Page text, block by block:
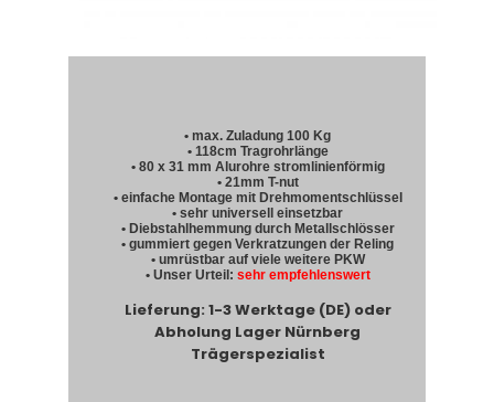
• max. Zuladung 100 Kg
• 118cm Tragrohrlänge
• 80 x 31 mm Alurohre stromlinienförmig
• 21mm T-nut
• einfache Montage mit Drehmomentschlüssel
• sehr universell einsetzbar
• Diebstahlhemmung durch Metallschlösser
• gummiert gegen Verkratzungen der Reling
• umrüstbar auf viele weitere PKW
• Unser Urteil: sehr empfehlenswert
Lieferung: 1-3 Werktage (DE) oder
Abholung Lager Nürnberg
Trägerspezialist